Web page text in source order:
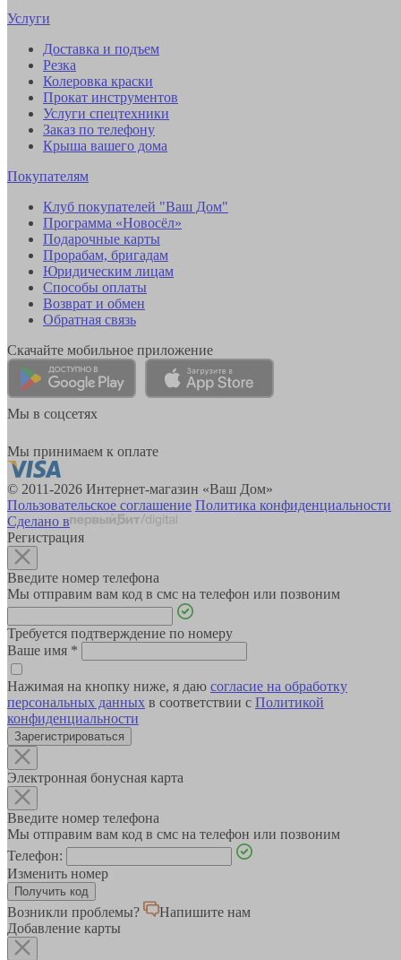
Услуги
Доставка и подъем
Резка
Колеровка краски
Прокат инструментов
Услуги спецтехники
Заказ по телефону
Крыша вашего дома
Покупателям
Клуб покупателей "Ваш Дом"
Программа «Новосёл»
Подарочные карты
Прорабам, бригадам
Юридическим лицам
Способы оплаты
Возврат и обмен
Обратная связь
Скачайте мобильное приложение
Мы в соцсетях
Мы принимаем к оплате
© 2011-2026 Интернет-магазин «Ваш Дом»
Пользовательское соглашение Политика конфиденциальности
Сделано в
Регистрация
Введите номер телефона
Мы отправим вам код в смс на телефон или позвоним
Требуется подтверждение по номеру
Ваше имя *
Нажимая на кнопку ниже, я даю согласие на обработку
персональных данных в соответствии с Политикой
конфиденциальности
Зарегистрироваться
Электронная бонусная карта
Введите номер телефона
Мы отправим вам код в смс на телефон или позвоним
Телефон:
Изменить номер
Возникли проблемы?
Напишите нам
Добавление карты